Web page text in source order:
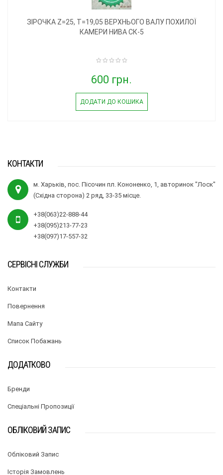
ЗІРОЧКА Z=25, T=19,05 ВЕРХНЬОГО ВАЛУ ПОХИЛОЇ
КАМЕРИ НИВА СК-5
600 грн.
ДОДАТИ ДО КОШИКА
КОНТАКТИ
м. Харьків, пос. Пісочин пл. Кононенко, 1, авторинок "Лоск"
(Східна сторона) 2 ряд, 33-35 місце.
+38(063)22-888-44
+38(095)213-77-23
+38(097)17-557-32
СЕРВІСНІ СЛУЖБИ
Контакти
Повернення
Мапа Сайту
Список Побажань
ДОДАТКОВО
Бренди
Спеціальні Пропозиції
ОБЛІКОВИЙ ЗАПИС
Обліковий Запис
Історія Замовлень